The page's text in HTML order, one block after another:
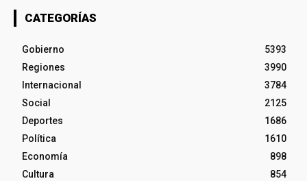
CATEGORÍAS
Gobierno
5393
Regiones
3990
Internacional
3784
Social
2125
Deportes
1686
Política
1610
Economía
898
Cultura
854